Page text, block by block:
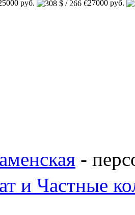
руб.
27000 руб.
-
и Частные